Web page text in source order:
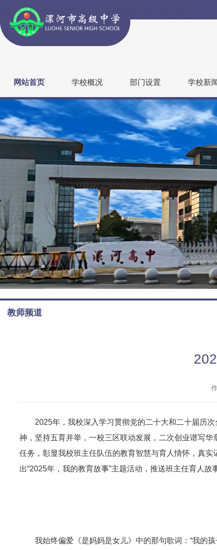
网站首页 学校概况 部门设置 学校新
教师频道
2025年，我校深入学习贯彻党的二十大和二十届历
神，坚持五育并举，一校三区联动发展，二次创业谱写
任务，彰显我校班主任队伍的教育智慧与育人情怀，真
出“2025年，我的教育故事”主题活动，推送班主任育人故
我始终偏爱《是妈妈是女儿》中的那句歌词：“我的